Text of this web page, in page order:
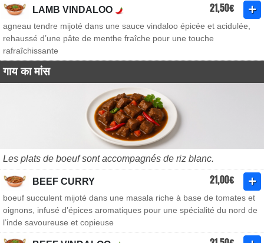
LAMB VINDALOO 21,50€
agneau tendre mijoté dans une sauce vindaloo épicée et acidulée,
rehaussé d’une pâte de menthe fraîche pour une touche
rafraîchissante
गाय का मांस
Les plats de boeuf sont accompagnés de riz blanc.
BEEF CURRY 21,00€
boeuf succulent mijoté dans une masala riche à base de tomates et
oignons, infusé d’épices aromatiques pour une spécialité du nord de
l’inde savoureuse et copieuse